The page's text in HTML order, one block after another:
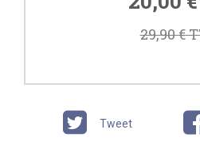
29,90 €
Tweet